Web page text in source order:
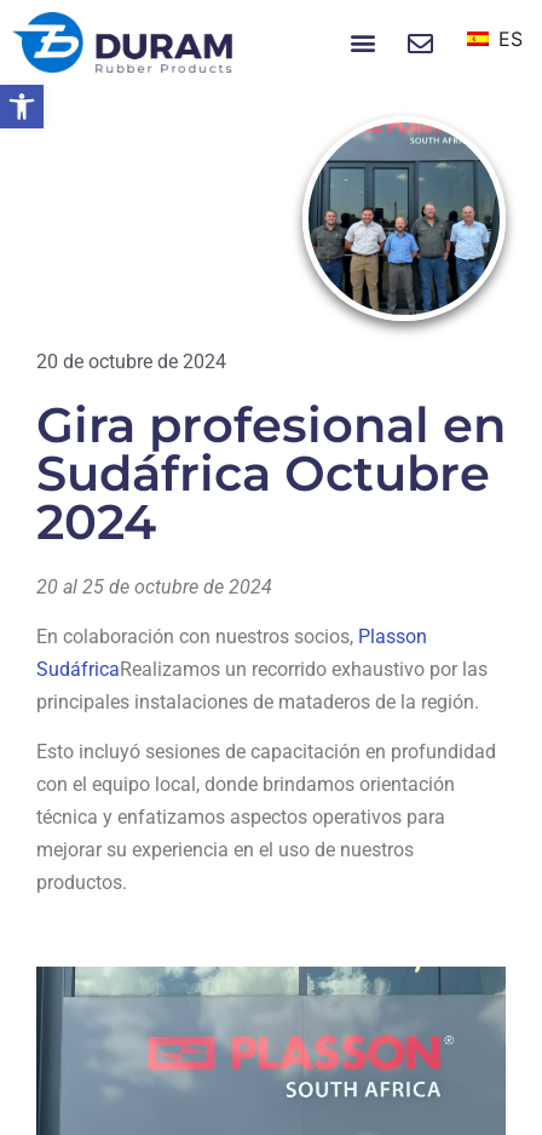
Abrir barra de herramientas
ES
20 de octubre de 2024
Gira profesional en
Sudáfrica Octubre
2024
20 al 25 de octubre de 2024
En colaboración con nuestros socios, Plasson
SudáfricaRealizamos un recorrido exhaustivo por las
principales instalaciones de mataderos de la región.
Esto incluyó sesiones de capacitación en profundidad
con el equipo local, donde brindamos orientación
técnica y enfatizamos aspectos operativos para
mejorar su experiencia en el uso de nuestros
productos.